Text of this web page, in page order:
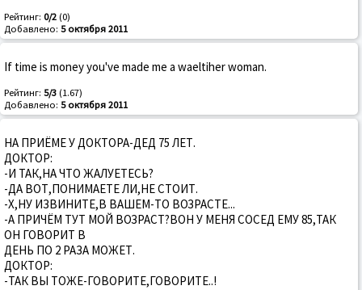
Рейтинг: 0/2 (0)
Добавлено: 5 октября 2011
If time is money you've made me a waeltiher woman.
Рейтинг: 5/3 (1.67)
Добавлено: 5 октября 2011
НА ПРИЁМЕ У ДОКТОРА-ДЕД 75 ЛЕТ.
ДОКТОР:
-И ТАК,НА ЧТО ЖАЛУЕТЕСЬ?
-ДА ВОТ,ПОНИМАЕТЕ ЛИ,НЕ СТОИТ.
-Х,НУ ИЗВИНИТЕ,В ВАШЕМ-ТО ВОЗРАСТЕ...
-А ПРИЧЁМ ТУТ МОЙ ВОЗРАСТ?ВОН У МЕНЯ СОСЕД ЕМУ 85,ТАК
ОН ГОВОРИТ В
ДЕНЬ ПО 2 РАЗА МОЖЕТ.
ДОКТОР:
-ТАК ВЫ ТОЖЕ-ГОВОРИТЕ,ГОВОРИТЕ..!